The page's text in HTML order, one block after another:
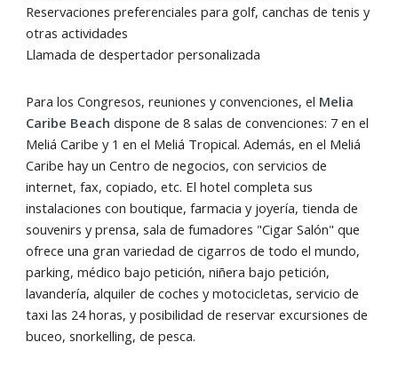
Reservaciones preferenciales para golf, canchas de tenis y
otras actividades
Llamada de despertador personalizada
Para los Congresos, reuniones y convenciones, el Melia
Caribe Beachdispone de 8 salas de convenciones: 7 en el
Meliá Caribe y 1 en el Meliá Tropical. Además, en el Meliá
Caribe hay un Centro de negocios, con servicios de
internet, fax, copiado, etc. El hotel completa sus
instalaciones con boutique, farmacia y joyería, tienda de
souvenirs y prensa, sala de fumadores "Cigar Salón" que
ofrece una gran variedad de cigarros de todo el mundo,
parking, médico bajo petición, niñera bajo petición,
lavandería, alquiler de coches y motocicletas, servicio de
taxi las 24 horas, y posibilidad de reservar excursiones de
buceo, snorkelling, de pesca.